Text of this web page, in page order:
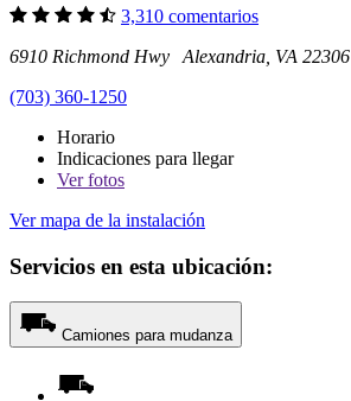
3,310 comentarios
6910 Richmond Hwy Alexandria, VA 22306
(703) 360-1250
Horario
Indicaciones para llegar
Verfotos
Ver mapa de la instalación
Servicios en esta ubicación:
Camiones para mudanza